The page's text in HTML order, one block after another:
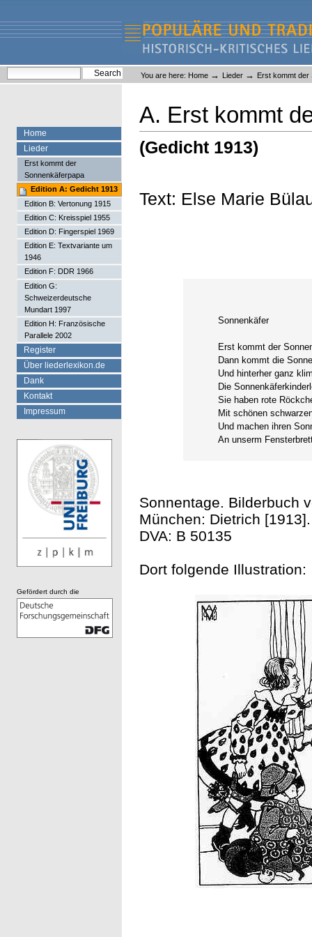
content.
navigation
Liederlexikon
Personal
tools
You are here: Home → Lieder → Erst kommt der
A. Erst kommt
(Gedicht 1913)
Text: Else Marie
Sonnenkäfer
Erst kommt der
Dann kommt die
Und hinterher ganz
Die
Sie haben rote
Mit schönen
Und machen ihren
An unserm
Sonnentage. Bilderbuch
München: Dietrich
DVA: B 50135
Dort folgende Illustration:
Home
Lieder
Erst kommt der
Sonnenkäferpapa
Edition A: Gedicht 1913
Edition B: Vertonung 1915
Edition C: Kreisspiel 1955
Edition D: Fingerspiel 1969
Edition E: Textvariante um
1946
Edition F: DDR 1966
Edition G:
Schweizerdeutsche
Mundart 1997
Edition H: Französische
Parallele 2002
Register
Über liederlexikon.de
Dank
Kontakt
Impressum
Gefördert durch die